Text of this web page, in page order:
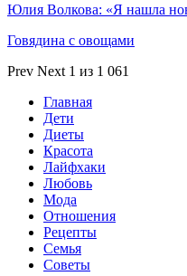
Юлия Волкова: «Я нашла
Говядина с овощами
Prev Next 1 из 1 061
Главная
Дети
Диеты
Красота
Лайфхаки
Любовь
Мода
Отношения
Рецепты
Семья
Советы